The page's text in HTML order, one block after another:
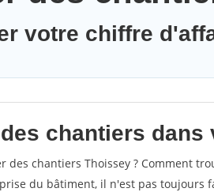
votre chiffre
chantiers
des chantiers Thoissey ? Comment
du bâtiment, il n'est pas toujours